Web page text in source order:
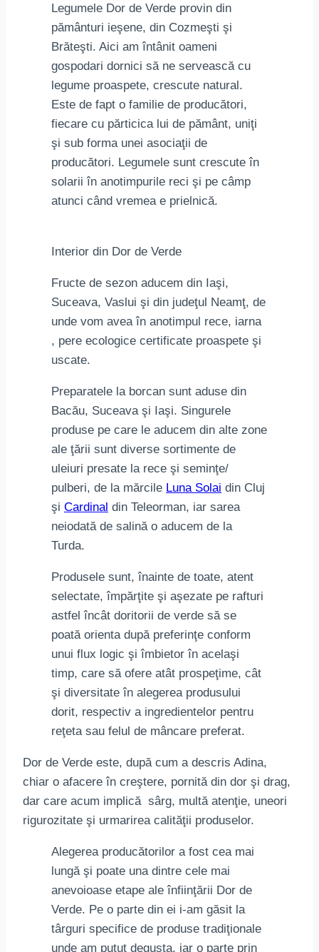
Legumele Dor de Verde provin din
pământuri ieşene, din Cozmeşti şi
Brăteşti. Aici am întânit oameni
gospodari dornici să ne servească cu
legume proaspete, crescute natural.
Este de fapt o familie de producători,
fiecare cu părticica lui de pământ, uniţi
şi sub forma unei asociaţii de
producători. Legumele sunt crescute în
solarii în anotimpurile reci şi pe câmp
atunci când vremea e prielnică.
Interior din Dor de Verde
Fructe de sezon aducem din Iaşi,
Suceava, Vaslui şi din judeţul Neamţ, de
unde vom avea în anotimpul rece, iarna
, pere ecologice certificate proaspete şi
uscate.
Preparatele la borcan sunt aduse din
Bacău, Suceava şi Iaşi. Singurele
produse pe care le aducem din alte zone
ale ţării sunt diverse sortimente de
uleiuri presate la rece şi seminţe/
pulberi, de la mărcile Luna Solai din Cluj
şi Cardinal din Teleorman, iar sarea
neiodată de salină o aducem de la
Turda.
Produsele sunt, înainte de toate, atent
selectate, împărţite şi aşezate pe rafturi
astfel încât doritorii de verde să se
poată orienta după preferinţe conform
unui flux logic şi îmbietor în acelaşi
timp, care să ofere atât prospeţime, cât
şi diversitate în alegerea produsului
dorit, respectiv a ingredientelor pentru
reţeta sau felul de mâncare preferat.
Dor de Verde este, după cum a descris Adina,
chiar o afacere în creştere, pornită din dor şi drag,
dar care acum implică sârg, multă atenţie, uneori
rigurozitate şi urmarirea calităţii produselor.
Alegerea producătorilor a fost cea mai
lungă şi poate una dintre cele mai
anevoioase etape ale înfiinţării Dor de
Verde. Pe o parte din ei i-am găsit la
târguri specifice de produse tradiţionale
unde am putut degusta, iar o parte prin